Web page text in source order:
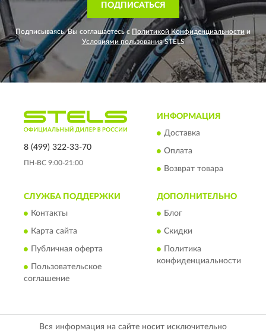
ПОДПИСАТЬСЯ
Подписываясь, Вы соглашаетесь с Политикой Конфиденциальности и
Условиями пользованияSTELS
8 (499) 322-33-70
ПН-ВС 9:00-21:00
ИНФОРМАЦИЯ
Доставка
Оплата
Возврат товара
СЛУЖБА ПОДДЕРЖКИ
Контакты
Карта сайта
Публичная оферта
Пользовательское
соглашение
ДОПОЛНИТЕЛЬНО
Блог
Скидки
Политика
конфиденциальности
Вся информация на сайте носит исключительно